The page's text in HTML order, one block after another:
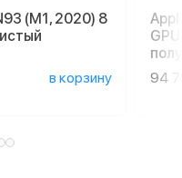
(M1, 2020) 8
в корзину
94